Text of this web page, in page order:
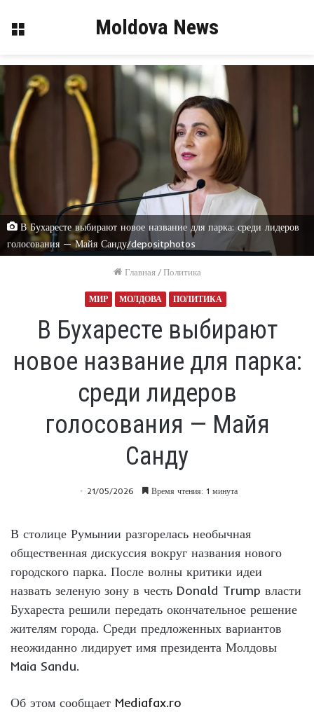
Меню Moldova News
В Бухаресте выбирают новое название для парка: среди лидеров
голосования — Майя Санду/depositphotos
Главная / Политика
МИР МОЛДОВА ПОЛИТИКА
В Бухаресте выбирают
новое название для парка:
среди лидеров
голосования — Майя
Санду
21/05/2026 Время чтения: 1 минута
В столице Румынии разгорелась необычная
общественная дискуссия вокруг названия нового
городского парка. После волны критики идеи
назвать зеленую зону в честь Donald Trump власти
Бухареста решили передать окончательное решение
жителям города. Среди предложенных вариантов
неожиданно лидирует имя президента Молдовы
Maia Sandu.
Об этом сообщает Mediafax.ro